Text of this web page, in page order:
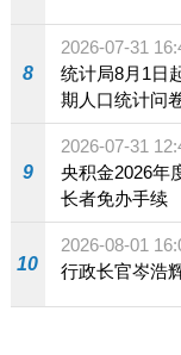
8
2026-07-31
统计局8月1日起派员上门
期人口统计问
9
2026-07-31
央积金2026年度款
长者免办手续
10
2026-08-01
行政长官岑浩